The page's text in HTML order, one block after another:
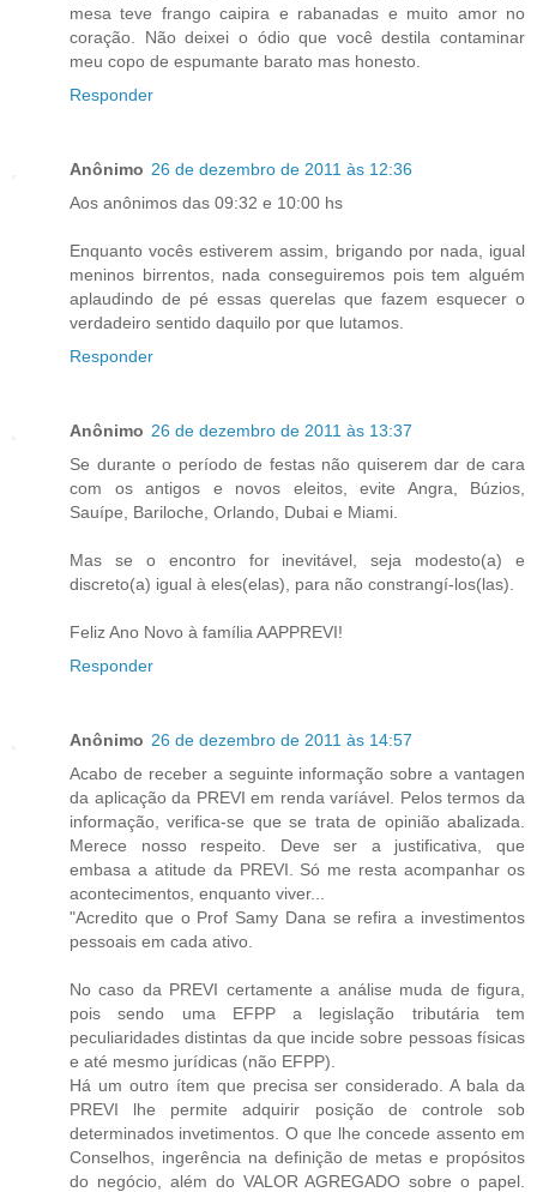
mesa teve frango caipira e rabanadas e muito amor no
coração. Não deixei o ódio que você destila contaminar
meu copo de espumante barato mas honesto.
Responder
Anônimo 26 de dezembro de 2011 às 12:36
Aos anônimos das 09:32 e 10:00 hs
Enquanto vocês estiverem assim, brigando por nada, igual
meninos birrentos, nada conseguiremos pois tem alguém
aplaudindo de pé essas querelas que fazem esquecer o
verdadeiro sentido daquilo por que lutamos.
Responder
Anônimo 26 de dezembro de 2011 às 13:37
Se durante o período de festas não quiserem dar de cara
com os antigos e novos eleitos, evite Angra, Búzios,
Sauípe, Bariloche, Orlando, Dubai e Miami.
Mas se o encontro for inevitável, seja modesto(a) e
discreto(a) igual à eles(elas), para não constrangí-los(las).
Feliz Ano Novo à família AAPPREVI!
Responder
Anônimo 26 de dezembro de 2011 às 14:57
Acabo de receber a seguinte informação sobre a vantagen
da aplicação da PREVI em renda varíável. Pelos termos da
informação, verifica-se que se trata de opinião abalizada.
Merece nosso respeito. Deve ser a justificativa, que
embasa a atitude da PREVI. Só me resta acompanhar os
acontecimentos, enquanto viver...
"Acredito que o Prof Samy Dana se refira a investimentos
pessoais em cada ativo.
No caso da PREVI certamente a análise muda de figura,
pois sendo uma EFPP a legislação tributária tem
peculiaridades distintas da que incide sobre pessoas físicas
e até mesmo jurídicas (não EFPP).
Há um outro ítem que precisa ser considerado. A bala da
PREVI lhe permite adquirir posição de controle sob
determinados invetimentos. O que lhe concede assento em
Conselhos, ingerência na definição de metas e propósitos
do negócio, além do VALOR AGREGADO sobre o papel.